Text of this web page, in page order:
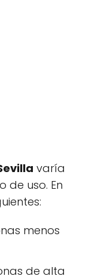
varía
de uso. En
menos
de alta